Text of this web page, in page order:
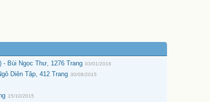
- Bùi Ngọc Thư, 1276 Trang 03/01/2016
Diên Tập, 412 Trang 30/08/2015
15/10/2015